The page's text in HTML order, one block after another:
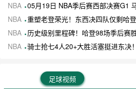
NBA 05月19日 NBA季后赛西部决赛G1
NBA 重塑老登荣光！东西决四队仅剩哈
NBA
历史级别里程碑！哈登98场季后赛胜利，追
NBA 骑士抢七4人20+大胜活塞挺进东决！米切尔26+7
足球视频